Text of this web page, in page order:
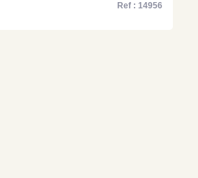
Ref : 14956